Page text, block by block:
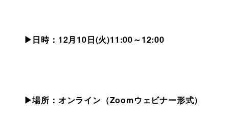
▶日時： 12月10日(火)11:00～12:00
▶場所：オンライン（Zoomウェビナー形式）